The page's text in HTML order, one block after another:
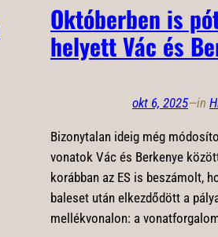
Októberben is
helyett Vác és
okt 6, 2025—in
Bizonytalan ideig még
vonatok Vác és Berkenye
korábban az ES is beszámolt,
baleset után elkezdődött a
mellékvonalon: a